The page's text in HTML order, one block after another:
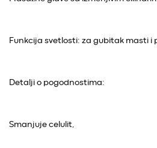
Funkcija svetlosti: za gubitak masti i
Detalji o pogodnostima:
Smanjuje celulit,